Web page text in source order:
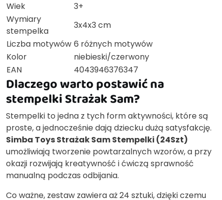
Wiek
3+
Wymiary
stempelka
3x4x3 cm
Liczba motywów 6 różnych motywów
Kolor
niebieski/czerwony
EAN
4043946376347
Dlaczego warto postawić na
stempelki Strażak Sam?
Stempelki to jedna z tych form aktywności, które są
proste, a jednocześnie dają dziecku dużą satysfakcję.
Simba Toys Strażak Sam Stempelki (24Szt)
umożliwiają tworzenie powtarzalnych wzorów, a przy
okazji rozwijają kreatywność i ćwiczą sprawność
manualną podczas odbijania.
Co ważne, zestaw zawiera aż 24 sztuki, dzięki czemu